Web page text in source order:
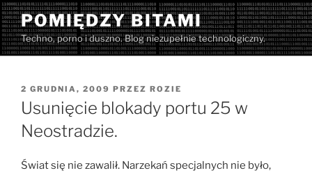
Przejdź
do
treści
POMIĘDZY BITAMI
Techno, porno i duszno. Blog niezupełnie technologiczny.
OPUBLIKOWANE
W
2 GRUDNIA, 2009 PRZEZ ROZIE
Usunięcie blokady portu 25 w
Neostradzie.
Świat się nie zawalił. Narzekań specjalnych nie było,